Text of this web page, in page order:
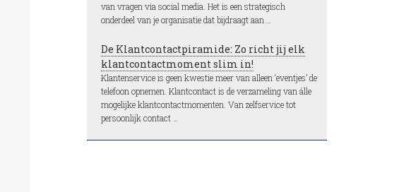
van vragen via social media. Het is een strategisch
onderdeel van je organisatie dat bijdraagt aan …
De Klantcontactpiramide: Zo richt jij elk
klantcontactmoment slim in!
Klantenservice is geen kwestie meer van alleen ‘eventjes’ de
telefoon opnemen. Klantcontact is de verzameling van álle
mogelijke klantcontactmomenten. Van zelfservice tot
persoonlijk contact …